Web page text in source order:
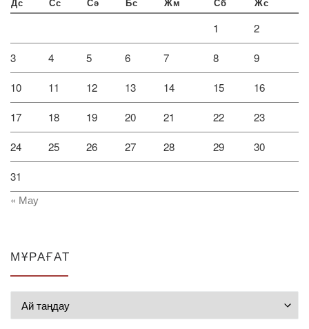
Дс Сс Сә Бс Жм Сб Жс
1 2
3 4 5 6 7 8 9
10 11 12 13 14 15 16
17 18 19 20 21 22 23
24 25 26 27 28 29 30
31
« Мау
МҰРАҒАТ